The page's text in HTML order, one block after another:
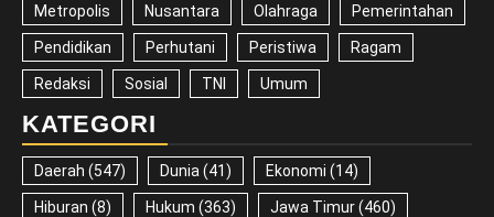
Metropolis Nusantara Olahraga Pemerintahan
Pendidikan Perhutani Peristiwa Ragam
Redaksi Sosial TNI Umum
KATEGORI
Daerah (547) Dunia (41) Ekonomi (14)
Hiburan (8) Hukum (363) Jawa Timur(460)